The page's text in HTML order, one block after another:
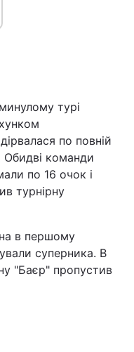
турі
по повній
Обидві команди
по 16 очок і
турнірну
в першому
суперника. В
"Баєр" пропустив